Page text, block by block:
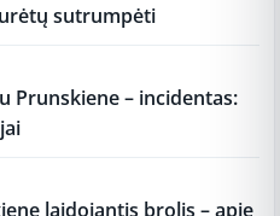
sutrumpėti
Prunskiene – incidentas:
laidojantis brolis – apie